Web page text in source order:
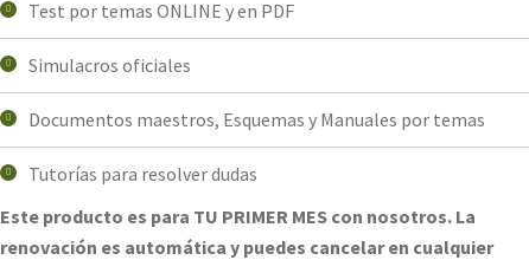
Test por temas ONLINE y en PDF
Simulacros oficiales
Documentos maestros, Esquemas y Manuales por temas
Tutorías para resolver dudas
Este producto es para TU PRIMER MES con nosotros. La
renovación es automática y puedes cancelar en cualquier